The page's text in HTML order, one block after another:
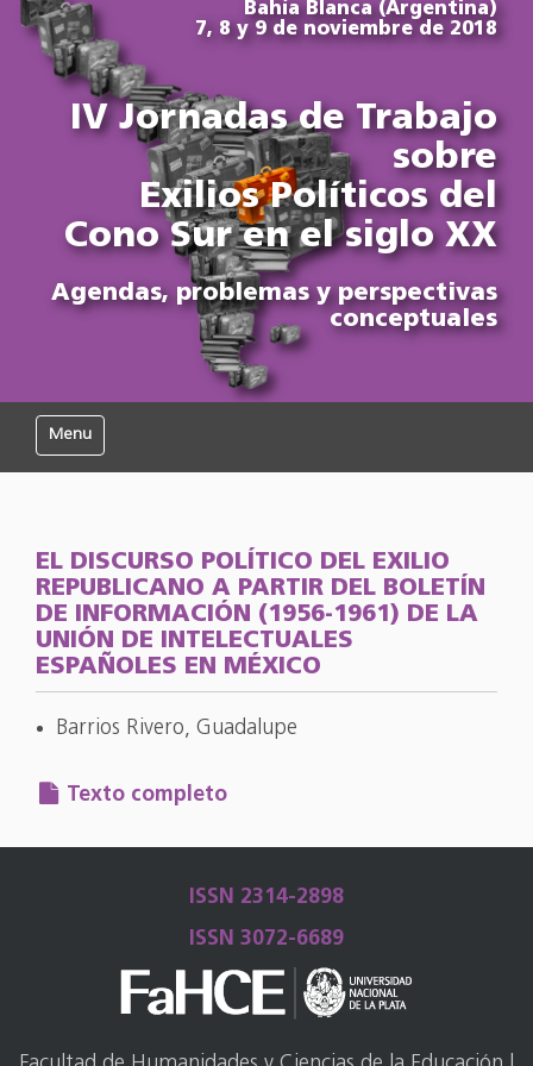
Bahía Blanca (Argentina)
7, 8 y 9 de noviembre de 2018
IV Jornadas de Trabajo
sobre
Exilios Políticos del
Cono Sur en el siglo XX
Agendas, problemas y perspectivas
conceptuales
Mostrar/Ocultar navegación
EL DISCURSO POLÍTICO DEL EXILIO
REPUBLICANO A PARTIR DEL BOLETÍN
DE INFORMACIÓN (1956-1961) DE LA
UNIÓN DE INTELECTUALES
ESPAÑOLES EN MÉXICO
Barrios Rivero, Guadalupe
Texto completo
ISSN 2314-2898
ISSN 3072-6689